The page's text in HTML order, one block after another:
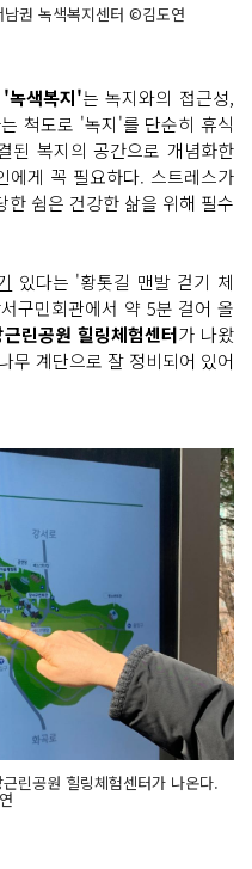
권 녹색복지센터 ©김도연
'녹색복지'는 녹지와의 접근성,
척도로 '녹지'를 단순히 휴식
된 복지의 공간으로 개념화한
에게 꼭 필요하다. 스트레스가
한 쉼은 건강한 삶을 위해 필수
있다는 '황톳길 맨발 걷기 체
구민회관에서 약 5분 걸어 올
근린공원 힐링체험센터가 나왔
무 계단으로 잘 정비되어 있어
린공원 힐링체험센터가 나온다.